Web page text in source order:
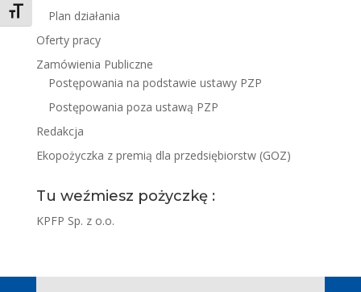
Toggle Font size
Plan działania
Oferty pracy
Zamówienia Publiczne
Postępowania na podstawie ustawy PZP
Postępowania poza ustawą PZP
Redakcja
Ekopożyczka z premią dla przedsiębiorstw (GOZ)
Tu weźmiesz pożyczkę :
KPFP Sp. z o.o.